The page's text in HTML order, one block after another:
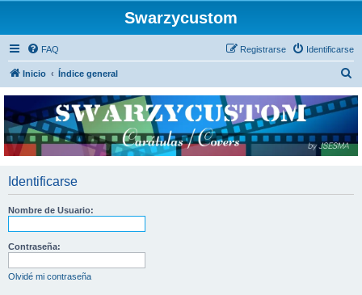
Swarzycustom
FAQ Identificarse
Registrarse
Inicio Índice general
c
Identificarse
Nombre de Usuario:
Contraseña:
Olvidé mi contraseña